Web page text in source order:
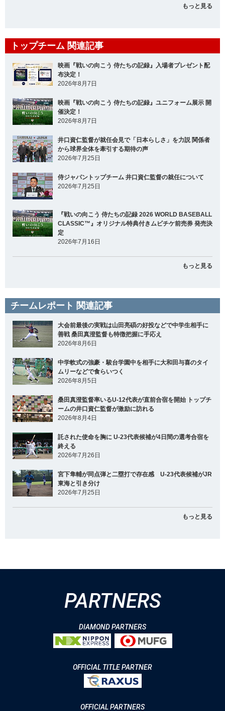
もっと見る
トップチーム 関連記事
映画『戦いの向こう 侍たちの記録』入場者プレゼント配
布決定！
2026年8月7日
映画『戦いの向こう 侍たちの記録』ユニフォーム展示 開
催決定！
2026年8月7日
井口資仁監督が就任会見で「日本らしさ」を力説 関係者
から球界全体を牽引する期待の声
2026年7月25日
侍ジャパントップチーム 井口資仁監督の就任について
2026年7月25日
『戦いの向こう 侍たちの記録 2026 WORLD BASEBALL
CLASSIC™』オリジナル特典付きムビチケ前売券 発売決
定
2026年7月16日
もっと見る
チームレポート 関連記事
大会前最後の実戦は山田亮碩の好投などで中学生相手に
善戦 桑田真澄監督も特徴把握に手応え
2026年8月6日
中学軟式の強豪・駿台学園中を相手に大和田与喜のタイ
ムリーなどで食らいつく
2026年8月5日
桑田真澄監督率いるU-12代表が直前合宿を開始 トップチ
ームの井口資仁監督が激励に訪れる
2026年8月4日
託された使命を胸に U-23代表候補が4日間の選考合宿を
終える
2026年7月26日
宮下隼輔が同点弾と二塁打で存在感 U-23代表候補がJR
東海と引き分け
2026年7月25日
もっと見る
PARTNERS
DIAMOND PARTNERS
OFFICIAL TITLE PARTNER
OFFICIAL PARTNERS